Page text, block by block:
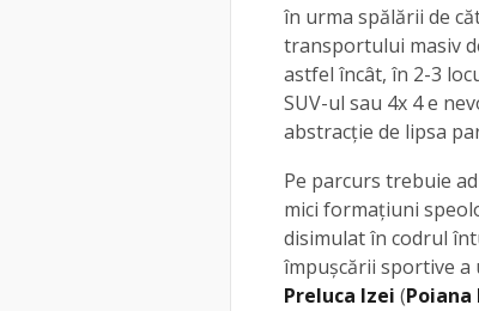
în urma spălării de
transportului masiv
astfel încât, în 2-3
SUV-ul sau 4x 4 e
abstracţie de lipsa
Pe parcurs trebuie
mici formaţiuni
disimulat în codrul
împuşcării sportive a
Preluca Izei (Poiana